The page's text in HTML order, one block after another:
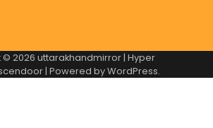
© 2026 uttarakhandmirror| Hyper
| Powered byWordPress.